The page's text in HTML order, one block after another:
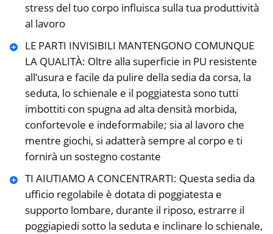
stress del tuo corpo influisca sulla tua produttività
al lavoro
LE PARTI INVISIBILI MANTENGONO COMUNQUE
LA QUALITÀ: Oltre alla superficie in PU resistente
all’usura e facile da pulire della sedia da corsa, la
seduta, lo schienale e il poggiatesta sono tutti
imbottiti con spugna ad alta densità morbida,
confortevole e indeformabile; sia al lavoro che
mentre giochi, si adatterà sempre al corpo e ti
fornirà un sostegno costante
TI AIUTIAMO A CONCENTRARTI: Questa sedia da
ufficio regolabile è dotata di poggiatesta e
supporto lombare, durante il riposo, estrarre il
poggiapiedi sotto la seduta e inclinare lo schienale,